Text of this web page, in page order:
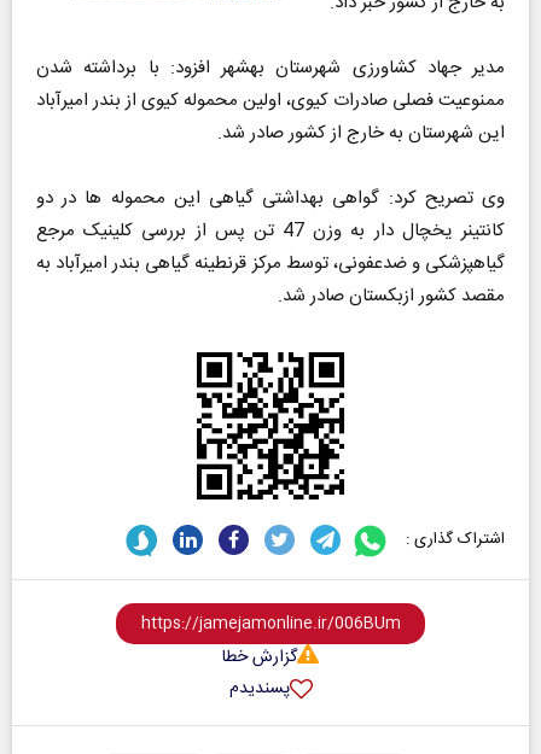
مدیر جهاد کشاورزی شهرستان بهشهر افزود: با برداشته شدن
ممنوعیت فصلی صادرات کیوی، اولین محموله کیوی از بندر امیرآباد
این شهرستان به خارج از کشور صادر شد.
وی تصریح کرد: گواهی بهداشتی گیاهی این محموله ها در دو
کانتینر یخچال دار به وزن 47 تن پس از بررسی کلینیک مرجع
گیاهپزشکی و ضدعفونی، توسط مرکز قرنطینه گیاهی بندر امیرآباد به
مقصد کشور ازبکستان صادر شد.
اشتراک گذاری :
گزارش خطا
پسندیدم